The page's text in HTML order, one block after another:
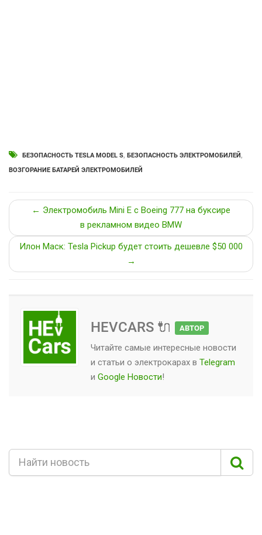
БЕЗОПАСНОСТЬ TESLA MODEL S, БЕЗОПАСНОСТЬ ЭЛЕКТРОМОБИЛЕЙ,
ВОЗГОРАНИЕ БАТАРЕЙ ЭЛЕКТРОМОБИЛЕЙ
← Электромобиль Mini E с Boeing 777 на буксире
в рекламном видео BMW
Илон Маск: Tesla Pickup будет стоить дешевле $50 000
→
HEVCARS 🔌 АВТОР
Читайте самые интересные новости
и статьи о электрокарах в Telegram
и Google Новости!